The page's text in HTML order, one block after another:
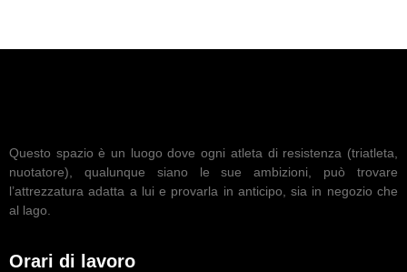
Questo spazio è un luogo dove ogni atleta di resistenza (triatleta,
nuotatore), qualunque siano le sue ambizioni, può trovare
l’attrezzatura adatta a lui e provarla in anticipo, sia in negozio che
al lago.
Orari di lavoro